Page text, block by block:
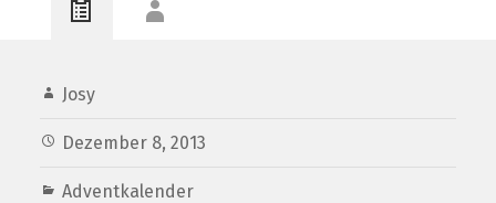
Josy
Dezember 8, 2013
Adventkalender